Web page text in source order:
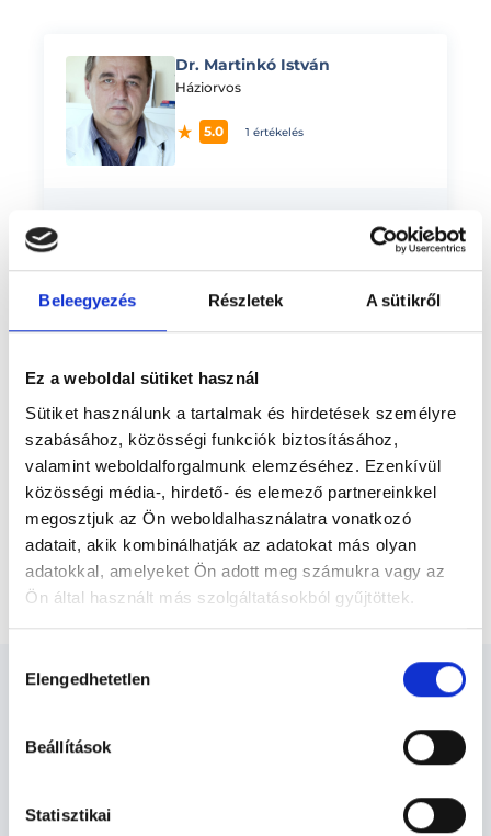
Beleegyezés Részletek A sütikről
Ez a weboldal sütiket használ
Sütiket használunk a tartalmak és hirdetések személyre
szabásához, közösségi funkciók biztosításához,
valamint weboldalforgalmunk elemzéséhez. Ezenkívül
közösségi média-, hirdető- és elemező partnereinkkel
megosztjuk az Ön weboldalhasználatra vonatkozó
adatait, akik kombinálhatják az adatokat más olyan
adatokkal, amelyeket Ön adott meg számukra vagy az
Ön által használt más szolgáltatásokból gyűjtöttek.
szabályzat:https://foglaljorvost.hu/info/foglaljorvost-
kiválasztása
Elengedhetetlen
Beállítások
Statisztikai
Dr. Martinkó István
Háziorvos
5.0 1 értékelés
orvos, aki jogszabályok szerinti szakorvosi szakképesítés
önállóan nem végezhető szakmai tevékenységért teljes
felelősséggel tartozik és azt közvetlenül felügyeli az egészségügyi
szolgáltató szakorvosa az első részvizsgáig, utána pedig a
szakorvosjelölt önállóan láthat el feladatokat. A foglaljorvost.hu
felelősségét kizárja esetleges névazonosságért bármely szakorvos
és szakorvosjelölt esetén.
Főoldal Háziorvos Gyógyszerfelírás
támogatott)